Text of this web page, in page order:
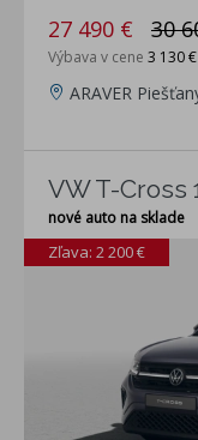
27 490 € 30
Výbava v cene 3 130 €
ARAVER
VW T-Cross
nové auto na sklade
Zľava: 2 200 €